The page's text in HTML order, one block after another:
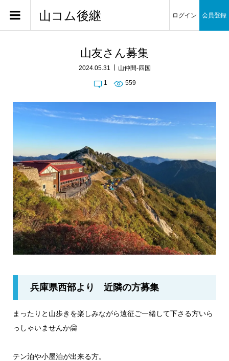
山コム後継 ログイン 会員登録
山友さん募集
2024.05.31 山仲間-四国
1 559
兵庫県西部より 近隣の方募集
まったりと山歩きを楽しみながら遠征ご一緒して下さる方いら
っしゃいませんか🤗
テン泊や小屋泊が出来る方。